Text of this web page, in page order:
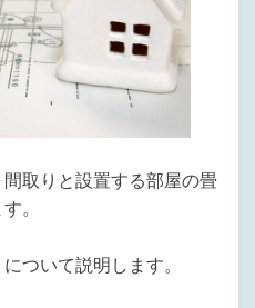
取りと設置する部屋の畳
。
ついて説明します。